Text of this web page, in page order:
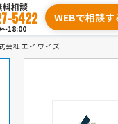
料相談
5422
18:00
WEBで相談す
会社エイワイズ